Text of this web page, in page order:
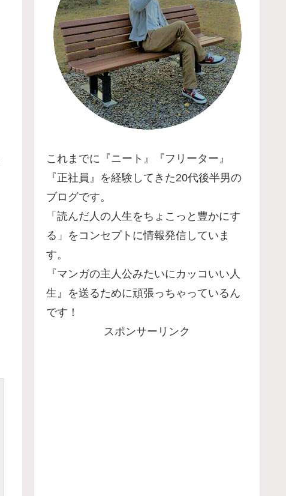
これまでに『ニート』『フリーター』
『正社員』を経験してきた20代後半男の
ブログです。
「読んだ人の人生をちょこっと豊かにす
る」をコンセプトに情報発信していま
す。
『マンガの主人公みたいにカッコいい人
生』を送るために頑張っちゃっているん
です！
スポンサーリンク